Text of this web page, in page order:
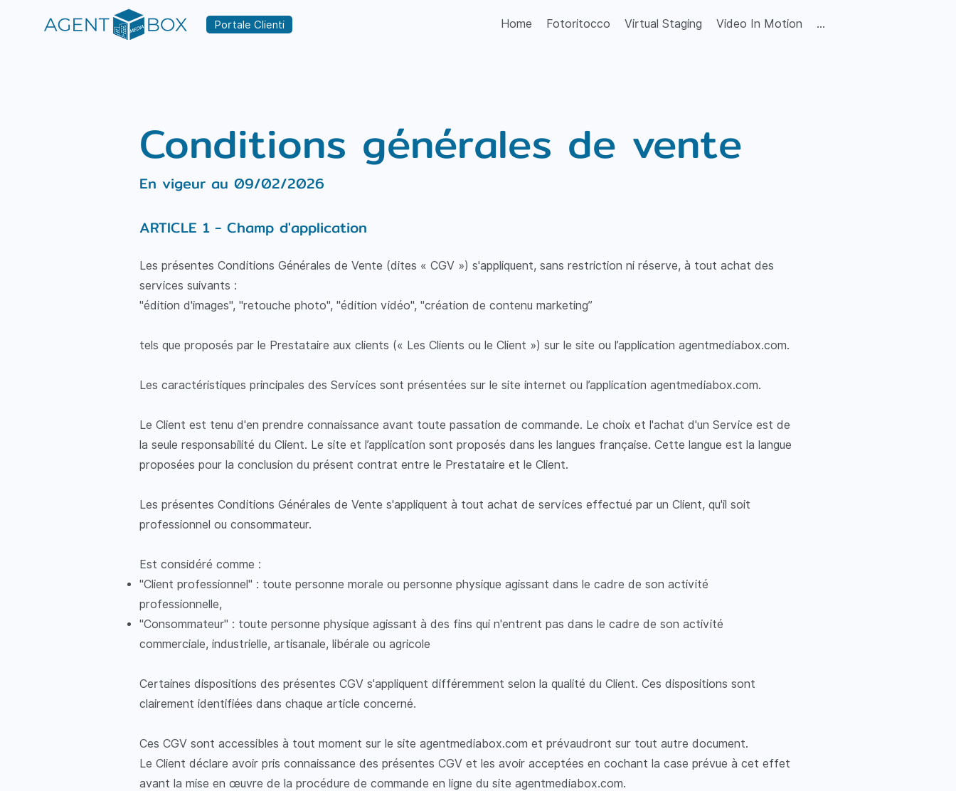
Portale Clienti Home Fotoritocco Virtual Staging Video In Motion ...
Conditions générales de vente
En vigeur au 09/02/2026
ARTICLE 1 - Champ d'application
Les présentes Conditions Générales de Vente (dites « CGV ») s'appliquent, sans restriction ni réserve, à tout achat des
services suivants :
"édition d'images", "retouche photo", "édition vidéo", "création de contenu marketing”
tels que proposés par le Prestataire aux clients (« Les Clients ou le Client ») sur le site ou l’application agentmediabox.com.
Les caractéristiques principales des Services sont présentées sur le site internet ou l’application agentmediabox.com.
Le Client est tenu d'en prendre connaissance avant toute passation de commande. Le choix et l'achat d'un Service est de
la seule responsabilité du Client. Le site et l’application sont proposés dans les langues française. Cette langue est la langue
proposées pour la conclusion du présent contrat entre le Prestataire et le Client.
Les présentes Conditions Générales de Vente s'appliquent à tout achat de services effectué par un Client, qu'il soit
professionnel ou consommateur.
Est considéré comme :
"Client professionnel" : toute personne morale ou personne physique agissant dans le cadre de son activité
professionnelle,
"Consommateur" : toute personne physique agissant à des fins qui n'entrent pas dans le cadre de son activité
commerciale, industrielle, artisanale, libérale ou agricole
Certaines dispositions des présentes CGV s'appliquent différemment selon la qualité du Client. Ces dispositions sont
clairement identifiées dans chaque article concerné.
Ces CGV sont accessibles à tout moment sur le site agentmediabox.com et prévaudront sur tout autre document.
Le Client déclare avoir pris connaissance des présentes CGV et les avoir acceptées en cochant la case prévue à cet effet
avant la mise en œuvre de la procédure de commande en ligne du site agentmediabox.com .